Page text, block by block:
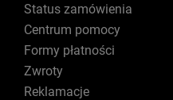
Status zamówienia
Centrum pomocy
Formy płatności
Zwroty
Reklamacje